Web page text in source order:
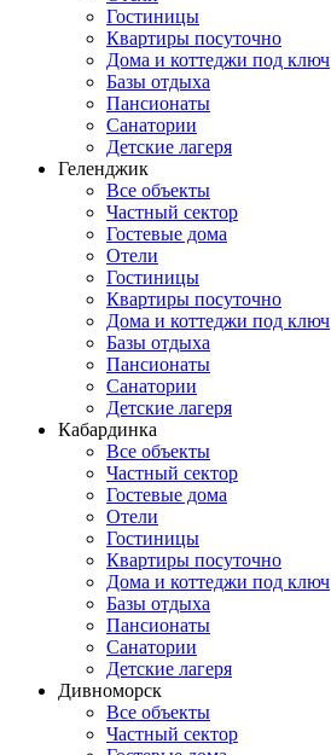
Гостиницы
Квартиры посуточно
Дома и коттеджи под ключ
Базы отдыха
Пансионаты
Санатории
Детские лагеря
Геленджик
Все объекты
Частный сектор
Гостевые дома
Отели
Гостиницы
Квартиры посуточно
Дома и коттеджи под ключ
Базы отдыха
Пансионаты
Санатории
Детские лагеря
Кабардинка
Все объекты
Частный сектор
Гостевые дома
Отели
Гостиницы
Квартиры посуточно
Дома и коттеджи под ключ
Базы отдыха
Пансионаты
Санатории
Детские лагеря
Дивноморск
Все объекты
Частный сектор